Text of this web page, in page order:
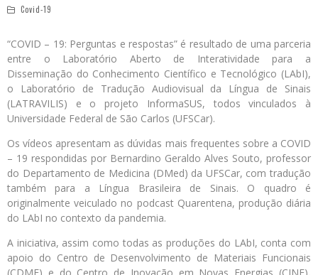
Covid-19
“COVID – 19: Perguntas e respostas” é resultado de uma parceria
entre o Laboratório Aberto de Interatividade para a
Disseminação do Conhecimento Científico e Tecnológico (LAbI),
o Laboratório de Tradução Audiovisual da Língua de Sinais
(LATRAVILIS) e o projeto InformaSUS, todos vinculados à
Universidade Federal de São Carlos (UFSCar).
Os vídeos apresentam as dúvidas mais frequentes sobre a COVID
– 19 respondidas por Bernardino Geraldo Alves Souto, professor
do Departamento de Medicina (DMed) da UFSCar, com tradução
também para a Língua Brasileira de Sinais. O quadro é
originalmente veiculado no podcast Quarentena, produção diária
do LAbI no contexto da pandemia.
A iniciativa, assim como todas as produções do LAbI, conta com
apoio do Centro de Desenvolvimento de Materiais Funcionais
(CDMF) e do Centro de Inovação em Novas Energias (CINE),